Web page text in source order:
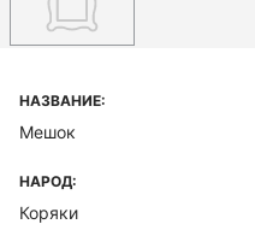
НАЗВАНИЕ:
Мешок
НАРОД:
Коряки